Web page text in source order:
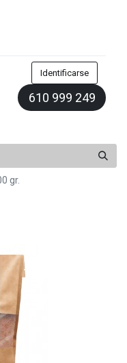
Identificarse
610 999 249
gr.